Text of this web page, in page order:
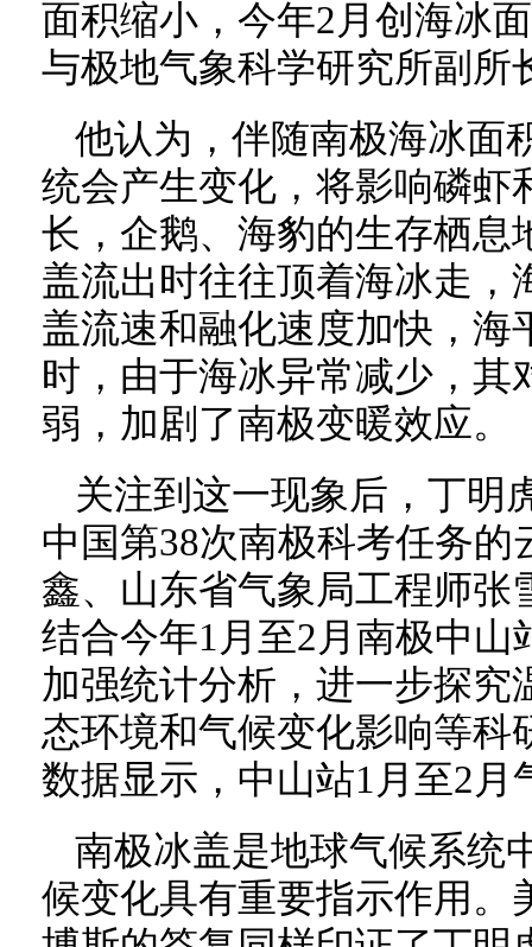
面积缩小，今年2月创海冰
与极地气象科学研究所副所
他认为，伴随南极海冰面
统会产生变化，将影响磷虾
长，企鹅、海豹的生存栖息
盖流出时往往顶着海冰走，
盖流速和融化速度加快，海
时，由于海冰异常减少，其
弱，加剧了南极变暖效应。
关注到这一现象后，丁明
中国第38次南极科考任务
鑫、山东省气象局工程师张
结合今年1月至2月南极中
加强统计分析，进一步探究
态环境和气候变化影响等科
数据显示，中山站1月至2月
南极冰盖是地球气候系统
候变化具有重要指示作用。